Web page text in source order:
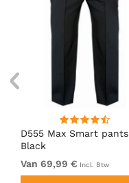
D555 Max Smart pants
Black
Van 69,99 € Incl. Btw